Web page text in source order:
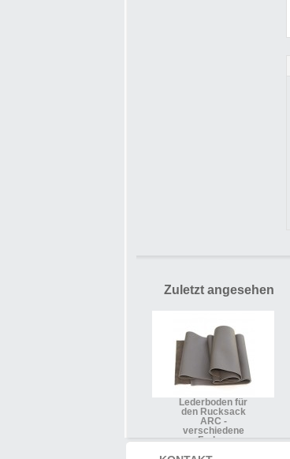
Zuletzt angesehen
Lederboden für
den Rucksack
ARC -
verschiedene
Farben